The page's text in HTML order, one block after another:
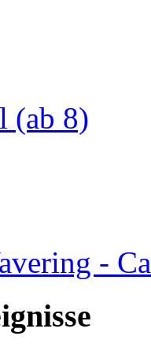
(ab 8)
-